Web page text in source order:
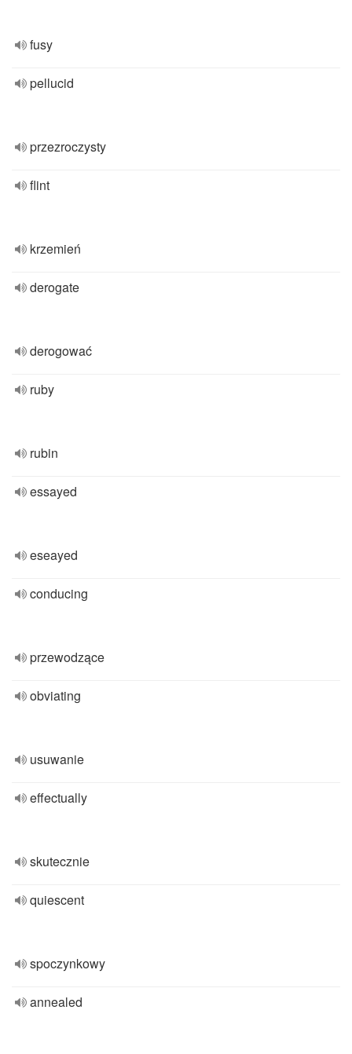
fusy
pellucid
przezroczysty
flint
krzemień
derogate
derogować
ruby
rubin
essayed
eseayed
conducing
przewodzące
obviating
usuwanie
effectually
skutecznie
quiescent
spoczynkowy
annealed